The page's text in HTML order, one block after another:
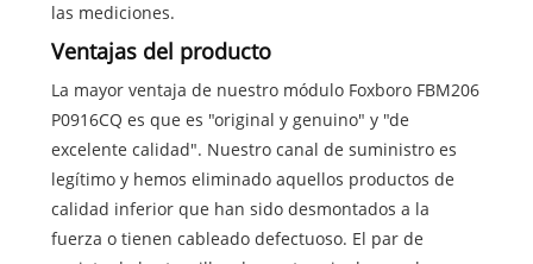
las mediciones.
Ventajas del producto
La mayor ventaja de nuestro módulo Foxboro FBM206
P0916CQ es que es "original y genuino" y "de
excelente calidad". Nuestro canal de suministro es
legítimo y hemos eliminado aquellos productos de
calidad inferior que han sido desmontados a la
fuerza o tienen cableado defectuoso. El par de